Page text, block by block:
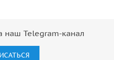
наш Telegram-канал